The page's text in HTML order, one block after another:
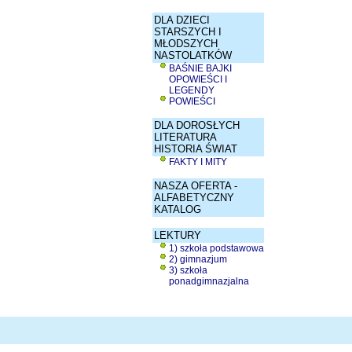
DLA DZIECI
STARSZYCH I
MŁODSZYCH
NASTOLATKÓW
BAŚNIE BAJKI
OPOWIEŚCI I
LEGENDY
POWIEŚCI
DLA DOROSŁYCH
LITERATURA
HISTORIA ŚWIAT
FAKTY I MITY
NASZA OFERTA -
ALFABETYCZNY
KATALOG
LEKTURY
1) szkoła podstawowa
2) gimnazjum
3) szkoła
ponadgimnazjalna